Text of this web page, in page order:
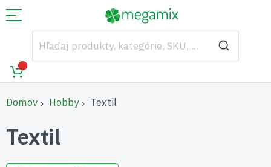
Domov Hobby Textil
Textil